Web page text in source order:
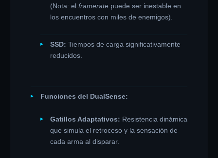
(Nota: el framerate puede ser inestable en
los encuentros con miles de enemigos).
SSD: Tiempos de carga significativamente
reducidos.
Funciones del DualSense:
Gatillos Adaptativos: Resistencia dinámica
que simula el retroceso y la sensación de
cada arma al disparar.